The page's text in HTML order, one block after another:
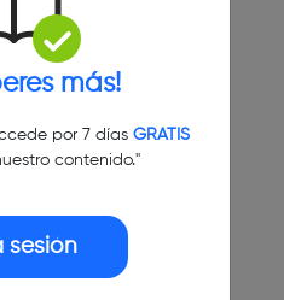
más!
por 7 días GRATIS
contenido."
sesión